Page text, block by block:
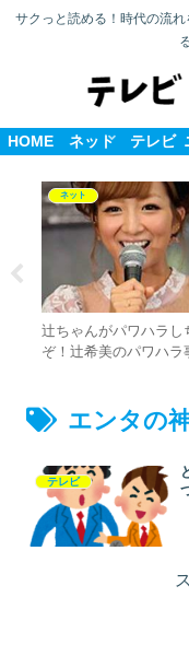
サクっと読める！時代の流
HOME ネット テレビ
ネット
辻ちゃんがパワハラし
ぞ！辻希美のパワハラ
エンタの
テレビ